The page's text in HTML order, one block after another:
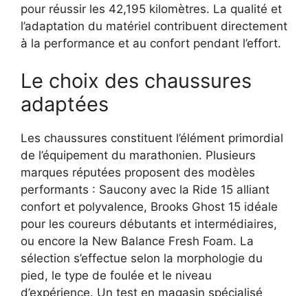
pour réussir les 42,195 kilomètres. La qualité et
l’adaptation du matériel contribuent directement
à la performance et au confort pendant l’effort.
Le choix des chaussures
adaptées
Les chaussures constituent l’élément primordial
de l’équipement du marathonien. Plusieurs
marques réputées proposent des modèles
performants : Saucony avec la Ride 15 alliant
confort et polyvalence, Brooks Ghost 15 idéale
pour les coureurs débutants et intermédiaires,
ou encore la New Balance Fresh Foam. La
sélection s’effectue selon la morphologie du
pied, le type de foulée et le niveau
d’expérience. Un test en magasin spécialisé